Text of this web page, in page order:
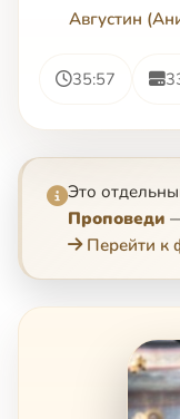
Августин
35:57
Это
Проповеди
Перейти к